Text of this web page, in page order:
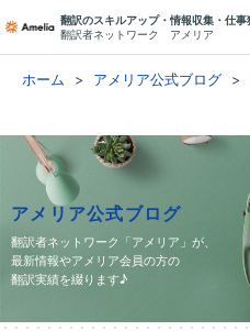
翻訳のスキルアップ・情報収集・仕事
翻訳者ネットワーク アメリア
ホーム アメリア公式ブログ
アメリア公式ブログ
翻訳者ネットワーク「アメリア」が、
最新情報やアメリア会員の方の
翻訳実績を綴ります♪